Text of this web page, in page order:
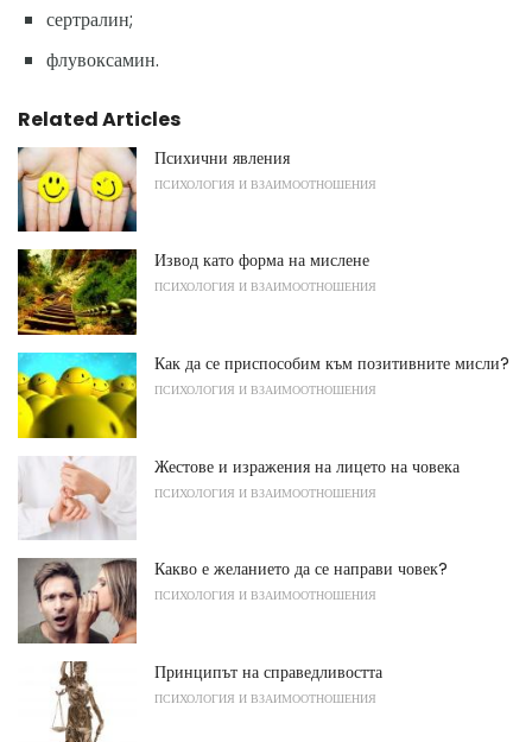
сертралин;
флувоксамин.
Related Articles
Психични явления
ПСИХОЛОГИЯ И ВЗАИМООТНОШЕНИЯ
Извод като форма на мислене
ПСИХОЛОГИЯ И ВЗАИМООТНОШЕНИЯ
Как да се приспособим към позитивните мисли?
ПСИХОЛОГИЯ И ВЗАИМООТНОШЕНИЯ
Жестове и изражения на лицето на човека
ПСИХОЛОГИЯ И ВЗАИМООТНОШЕНИЯ
Какво е желанието да се направи човек?
ПСИХОЛОГИЯ И ВЗАИМООТНОШЕНИЯ
Принципът на справедливостта
ПСИХОЛОГИЯ И ВЗАИМООТНОШЕНИЯ